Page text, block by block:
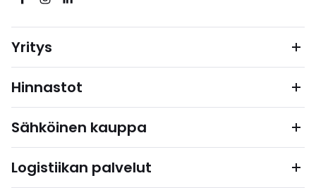
Yritys
Hinnastot
Sähköinen kauppa
Logistiikan palvelut